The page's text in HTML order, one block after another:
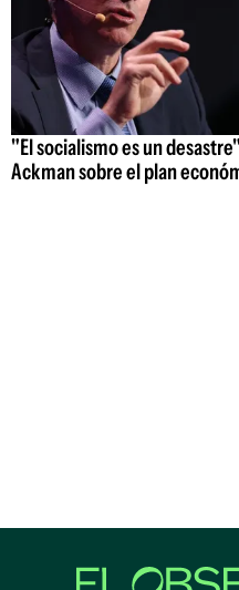
"El socialismo es un
Ackman sobre el plan